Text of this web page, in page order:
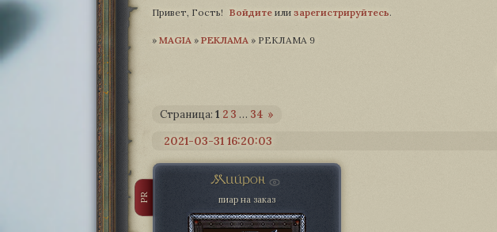
Привет, Гость! Войдите или зарегистрируйтесь.
» MAGIA­ » РЕКЛАМА » РЕКЛАМА 9
Страница: 1 2 3 … 34 »
2021-03-31 16:20:03
Мийрон
PR пиар на заказ